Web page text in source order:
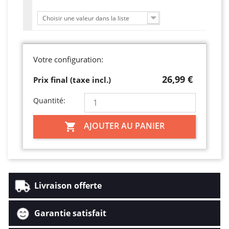
Choisir une valeur dans la liste
Votre configuration:
Prix final (taxe incl.)
26,99 €
Quantité:
 AJOUTER AU PANIER
Livraison offerte
Garantie satisfait